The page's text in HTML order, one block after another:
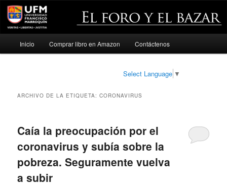
Ir
Ir
Inicio Comprar libro en Amazon Contáctenos
Select Language ▼
ARCHIVO DE LA ETIQUETA:CORONAVIRUS
Caía la preocupación por el
coronavirus y subía sobre la
pobreza. Seguramente vuelva
a subir